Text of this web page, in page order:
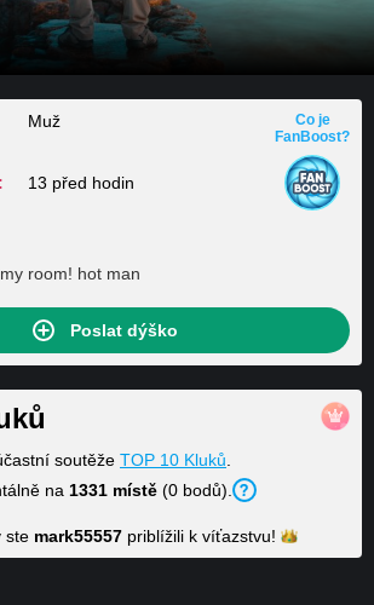
Muž
13 před hodin
Co je
FanBoost?
room! hot man
Poslat dýško
soutěže TOP 10 Kluků
na 1331 místě (0 bodů).
ste mark55557 priblížili k víťazstvu!